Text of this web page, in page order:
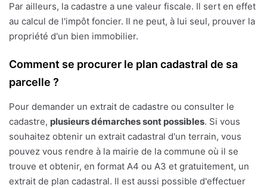
Par ailleurs, la cadastre a une valeur fiscale. Il sert en effet
au calcul de l'impôt foncier. Il ne peut, à lui seul, prouver la
propriété d'un bien immobilier.
Comment se procurer le plan cadastral de sa
parcelle ?
Pour demander un extrait de cadastre ou consulter le
cadastre, plusieurs démarches sont possibles. Si vous
souhaitez obtenir un extrait cadastral d'un terrain, vous
pouvez vous rendre à la mairie de la commune où il se
trouve et obtenir, en format A4 ou A3 et gratuitement, un
extrait de plan cadastral. Il est aussi possible d'effectuer